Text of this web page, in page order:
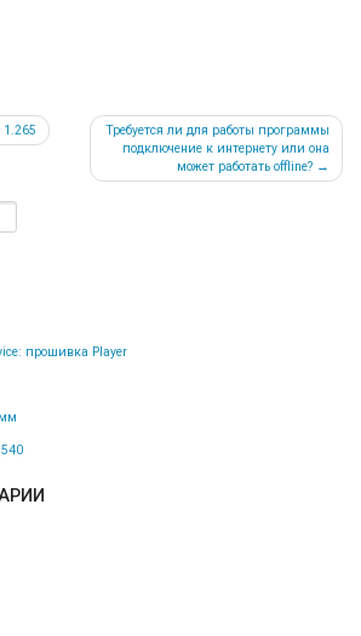
1.265
Требуется ли для работы программы
подключение к интернету или она
может работать offline?
прошивка Player